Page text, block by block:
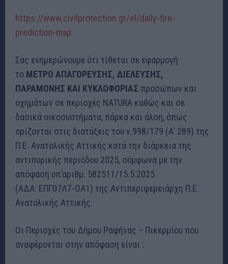
https://www.civilprotection.gr/el/daily-fire-
prediction-map
Σας ενημερώνουμε ότι τίθεται σε εφαρμογή
το ΜΕΤΡΟ ΑΠΑΓΟΡΕΥΣΗΣ, ΔΙΕΛΕΥΣΗΣ,
ΠΑΡΑΜΟΝΗΣ ΚΑΙ ΚΥΚΛΟΦΟΡΙΑΣ προσώπων και
οχημάτων σε περιοχές NATURA καθώς και σε
δασικά οικοσυστήματα, πάρκα και άλση, όπως
ορίζονται στις διατάξεις του ν.998/179 (Α’ 289) της
Π.Ε. Ανατολικής Αττικής κατά την διάρκεια της
αντιπυρικής περιόδου 2025, σύμφωνα με την
απόφαση υπ’αριθμ. 582511/15.5.2025
(ΑΔΑ: ΕΠΓΘ7Λ7-ΟΑ1) της Αντιπεριφερειάρχη Π.Ε.
Ανατολικής Αττικής.
Οι Περιοχές του Δήμου Ραφήνας – Πικερμίου που
αναφέρονται στην απόφαση είναι :